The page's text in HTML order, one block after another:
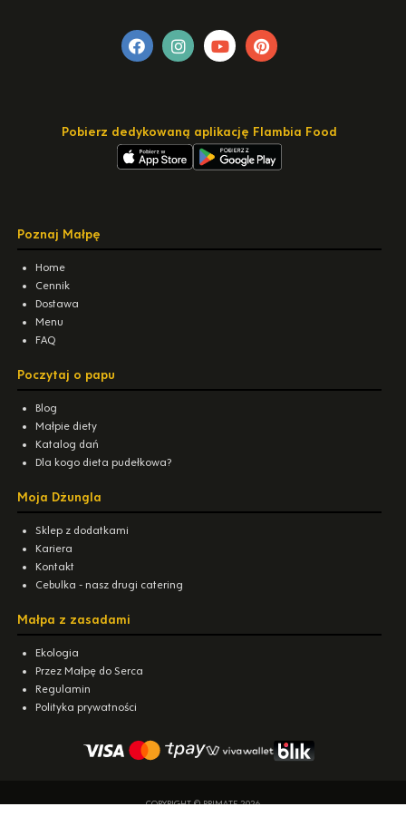
Pobierz dedykowaną aplikację Flambia Food
Poznaj Małpę
Home
Cennik
Dostawa
Menu
FAQ
Poczytaj o papu
Blog
Małpie diety
Katalog dań
Dla kogo dieta pudełkowa?
Moja Dżungla
Sklep z dodatkami
Kariera
Kontakt
Cebulka - nasz drugi catering
Małpa z zasadami
Ekologia
Przez Małpę do Serca
Regulamin
Polityka prywatności
COPYRIGHT © PRIMATE 2026